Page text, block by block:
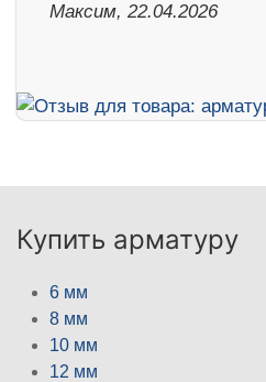
Максим, 22.04.2026
Купить арматуру
6 мм
8 мм
10 мм
12 мм